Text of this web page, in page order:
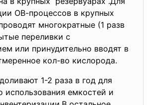
ОВ-процессов в крупных
многократные (1 разв
переливки с
или принудительно вводят в
кол-во кислорода.
1-2 раза в год для
использования емкостей и